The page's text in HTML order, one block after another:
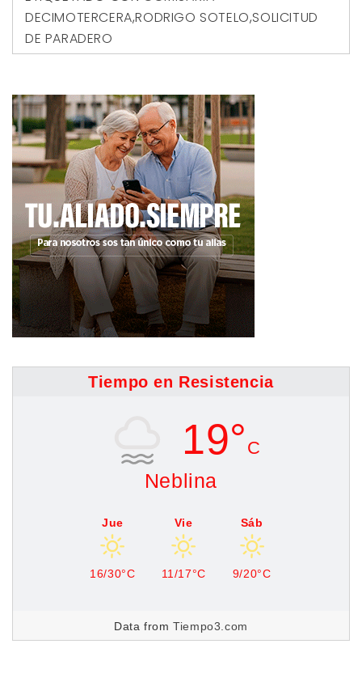
DECIMOTERCERA,RODRIGO SOTELO,SOLICITUD
DE PARADERO
Tiempo en Resistencia
19° C
Neblina
Jue
16/30°C
Vie
11/17°C
Sáb
9/20°C
Data fromTiempo3.com